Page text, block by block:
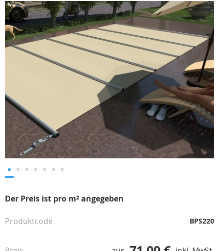
Zum
Ende
der
Bildgalerie
springen
Anfang
Bildgalerie
springen
Der Preis ist pro m² angegeben
Produktcode BPS220